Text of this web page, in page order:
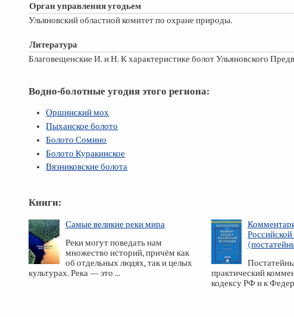
Орган управления угодьем
Ульяновский областной комитет по охране природы.
Литература
Благовещенские И. и Н. К характеристике болот Ульяновского
Водно-болотные угодия этого региона:
Оршинский мох
Пыханское болото
Болото Сомино
Болото Куракинское
Вязниковские болота
Книги:
Самые великие реки мира
Реки могут поведать нам
множество историй, причём как
об отдельных людях, так и целых
культурах. Река — это ...
практический
кодексу РФ и к